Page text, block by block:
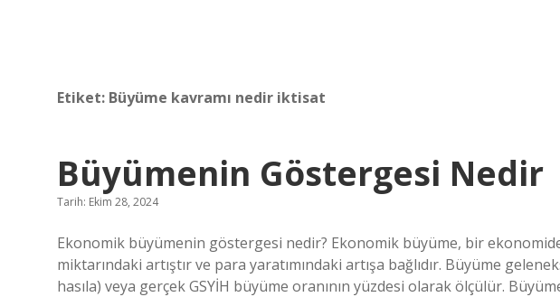
Etiket: Büyüme kavramı nedir iktisat
Büyümenin Göstergesi Nedir
Tarih: Ekim 28, 2024
Ekonomik büyümenin göstergesi nedir? Ekonomik büyüme, bir
miktarındaki artıştır ve para yaratımındaki artışa bağlıdır. Büyüme
hasıla) veya gerçek GSYİH büyüme oranının yüzdesi olarak ölçülür.